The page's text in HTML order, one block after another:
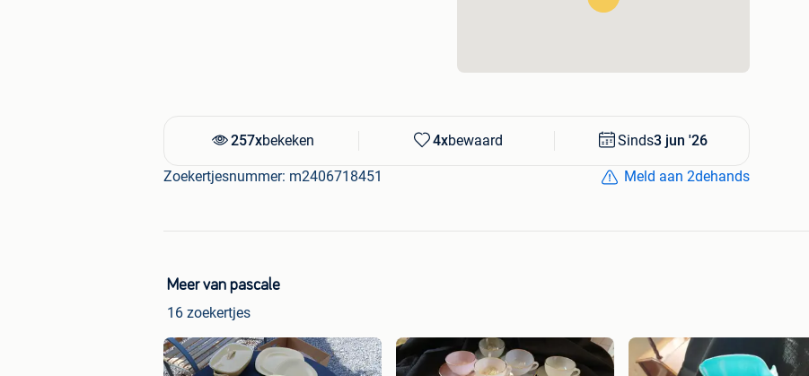
257xbekeken 4xbewaard Sinds3 jun '26
Zoekertjesnummer: m2406718451 Meld aan 2dehands
Meer van pascale
16 zoekertjes